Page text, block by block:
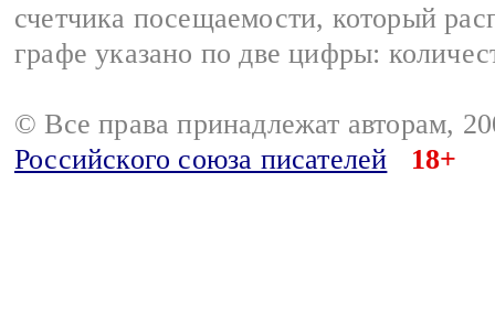
счетчика посещаемости, который
графе указано по две цифры:
© Все права принадлежат авторам,
Российского союза писателей
18+